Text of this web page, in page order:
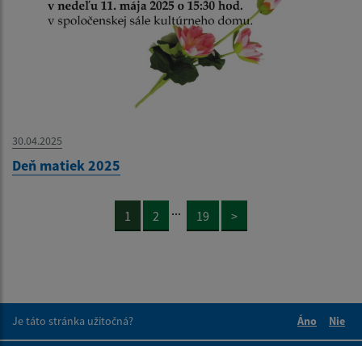
30.04.2025
Deň matiek 2025
1 2 ... 19 >
Je táto stránka užitočná?
Áno
Nie